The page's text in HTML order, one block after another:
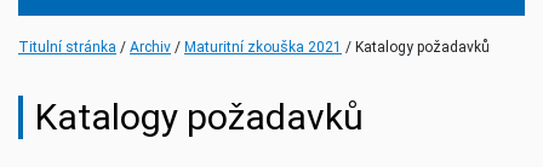
Titulní stránka Archiv(current)
Maturitní zkouška 2021 (current)
Katalogy požadavků
Katalogy požadavků